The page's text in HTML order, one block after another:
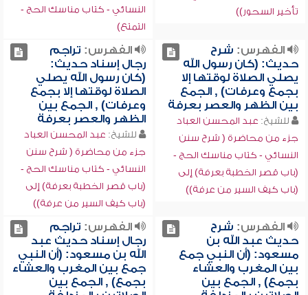
تأخير السحور))
النسائي - كتاب مناسك الحج -
التمتع)
الفهرس: شرح
حديث: (كان رسول الله
يصلي الصلاة لوقتها إلا
بجمع وعرفات) , الجمع
بين الظهر والعصر بعرفة
للشيخ: عبد المحسن العباد
جزء من محاضرة ( شرح سنن
النسائي - كتاب مناسك الحج -
(باب قصر الخطبة بعرفة) إلى
(باب كيف السير من عرفة))
الفهرس: تراجم
رجال إسناد حديث:
(كان رسول الله يصلي
الصلاة لوقتها إلا بجمع
وعرفات) , الجمع بين
الظهر والعصر بعرفة
للشيخ: عبد المحسن العباد
جزء من محاضرة ( شرح سنن
النسائي - كتاب مناسك الحج -
(باب قصر الخطبة بعرفة) إلى
(باب كيف السير من عرفة))
الفهرس: شرح
حديث عبد الله بن
مسعود: (أن النبي جمع
بين المغرب والعشاء
بجمع) , الجمع بين
الفهرس: تراجم
رجال إسناد حديث عبد
الله بن مسعود: (أن النبي
جمع بين المغرب والعشاء
بجمع) , الجمع بين